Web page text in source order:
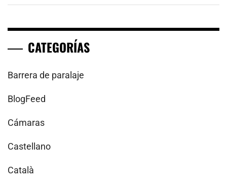
CATEGORÍAS
Barrera de paralaje
BlogFeed
Cámaras
Castellano
Català